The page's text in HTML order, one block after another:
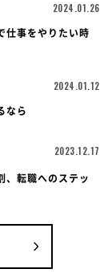
2024.01.26
仕事をやりたい時
2024.01.12
なら
2023.12.17
、転職へのステッ